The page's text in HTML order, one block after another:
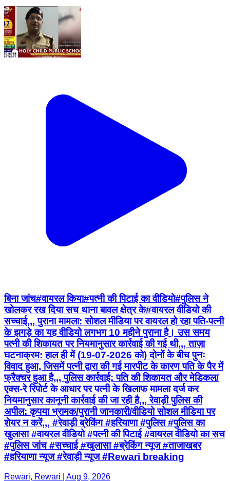
बिना जांच#वायरल किया#पत्नी की पिटाई का वीडियो#पुलिस ने
खोलकर रख दिया सच थाना बावल क्षेत्र के#वायरल वीडियो की
सच्चाई,,, पुराना मामला: सोशल मीडिया पर वायरल हो रहा पति-पत्नी
के झगड़े का यह वीडियो लगभग 10 महीने पुराना है। उस समय
पत्नी की शिकायत पर नियमानुसार कार्रवाई की गई थी,,, ताज़ा
घटनाक्रम: हाल ही में (19-07-2026 को) दोनों के बीच पुनः
विवाद हुआ, जिसमें पत्नी द्वारा की गई मारपीट के कारण पति के पैर में
फ्रैक्चर हुआ है,,, पुलिस कार्रवाई: पति की शिकायत और मेडिकल/
एक्स-रे रिपोर्ट के आधार पर पत्नी के खिलाफ मामला दर्ज कर
नियमानुसार कानूनी कार्रवाई की जा रही है,,, रेवाड़ी पुलिस की
अपील: कृपया भ्रामक/पुरानी जानकारी/वीडियो सोशल मीडिया पर
शेयर न करें,,, #रेवाड़ी ब्रेकिंग #हरियाणा #पुलिस #पुलिस का
खुलासा #वायरल वीडियो #पत्नी की पिटाई #वायरल वीडियो का सच
#पुलिस जांच #सच्चाई #खुलासा #ब्रेकिंग न्यूज #ताजाखबर
#हरियाणा न्यूज #रेवाड़ी न्यूज #Rewari breaking
Rewari, Rewari | Aug 9, 2026